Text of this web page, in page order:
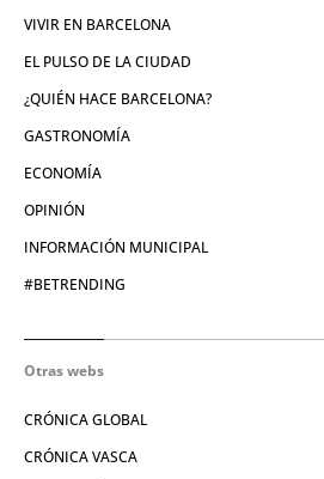
VIVIR EN BARCELONA
EL PULSO DE LA CIUDAD
¿QUIÉN HACE BARCELONA?
GASTRONOMÍA
ECONOMÍA
OPINIÓN
INFORMACIÓN MUNICIPAL
#BETRENDING
Otras webs
CRÓNICA GLOBAL
CRÓNICA VASCA